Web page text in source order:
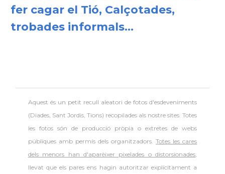
fer cagar el Tió, Calçotades,
trobades informals...
Aquest és un petit recull aleatori defotos d'esdeveniments
(Diades, Sant Jordis, Tions) recopilades als nostre sites. Totes
les fotos són de producció pròpia o extretes de webs
públiques amb permís dels organitzadors.Totes les cares
dels menors han d'aparèixer pixelades o distorsionades,
llevat que els pares ens hagin autoritzar explícitament a